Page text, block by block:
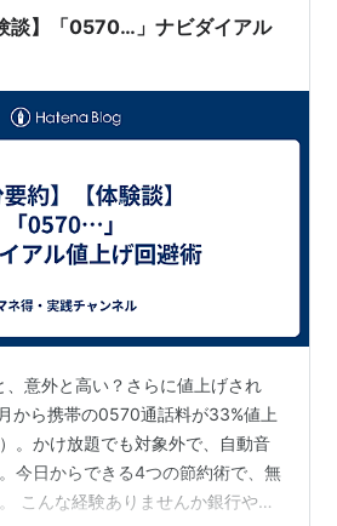
談】「0570…」ナビダイアル
、意外と高い？さらに値上げされ
から携帯の0570通話料が33%値上
。かけ放題でも対象外で、自動音
今日からできる4つの節約術で、無
こんな経験ありませんか銀行や保